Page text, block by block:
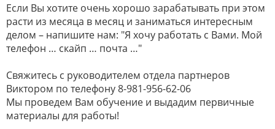
Если Вы хотите очень хорошо зарабатывать при этом
расти из месяца в месяц и заниматься интересным
делом – напишите нам: "Я хочу работать с Вами. Мой
телефон … скайп … почта …"
Свяжитесь с руководителем отдела партнеров
Виктором по телефону 8-981-956-62-06
Мы проведем Вам обучение и выдадим первичные
материалы для работы!